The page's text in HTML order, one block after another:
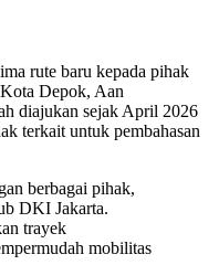
rute baru kepada pihak
Depok, Aan
diajukan sejak April 2026
terkait untuk pembahasan
berbagai pihak,
DKI Jakarta.
trayek
mobilitas